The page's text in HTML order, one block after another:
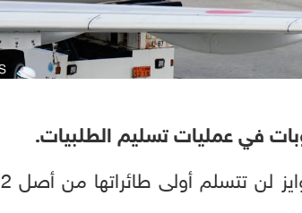
في عمليات تسليم الطلبيات.